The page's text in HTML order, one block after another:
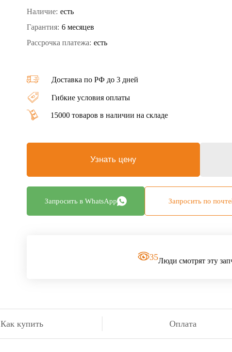
Наличие: есть
Гарантия: 6 месяцев
Рассрочка платежа: есть
Доставка по РФ до 3 дней
Гибкие условия оплаты
15000 товаров в наличии на складе
Узнать цену
Запросить в WhatsApp Запросить по почте
35Люди смотрят эту
Как купить Оплата